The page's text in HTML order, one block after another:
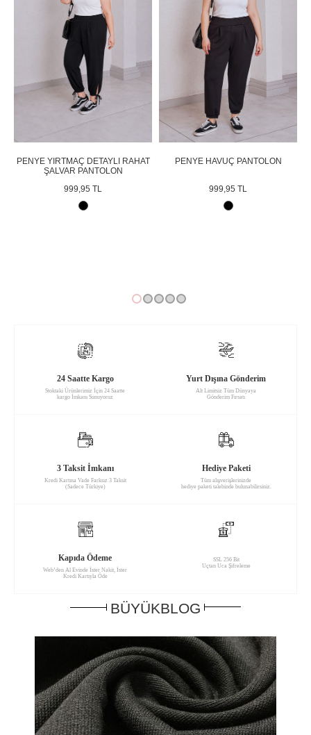
PENYE YIRTMAÇ DETAYLI RAHAT
ŞALVAR PANTOLON
999,95 TL
PENYE HAVUÇ PANTOLON
999,95 TL
24 Saatte Kargo
Stoktaki Ürünlerimiz İçin 24 Saatte
kargo İmkanı Sunuyoruz
Yurt Dışına Gönderim
Alt Limitsiz Tüm Dünyaya
Gönderim Fırsatı
3 Taksit İmkanı
Kredi Kartına Vade Farksız 3 Taksit
(Sadece Türkiye)
Hediye Paketi
Tüm alışverişlerinizde
hediye paketi talebinde bulunabilirsiniz.
Kapıda Ödeme
Web’den Al Evinde İster Nakit, İster
Kredi Kartıyla Öde
SSL 256 Bit
Uçtan Uca Şifreleme
BÜYÜKBLOG